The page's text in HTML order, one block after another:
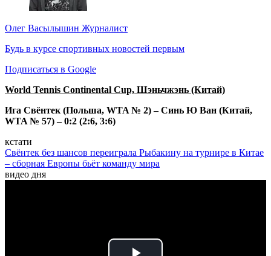
Олег Васылышин Журналист
Будь в курсе спортивных новостей первым
Подписаться в Google
World Tennis Continental Cup, Шэньчжэнь (Китай)
Ига Свёнтек (Польша, WTA № 2) – Синь Ю Ван (Китай,
WTA № 57) – 0:2 (2:6, 3:6)
кстати
Свёнтек без шансов переиграла Рыбакину на турнире в Китае
– сборная Европы бьёт команду мира
видео дня